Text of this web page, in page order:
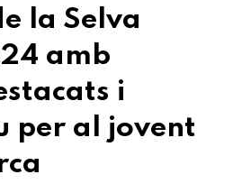
la Selva
amb
i
per al jovent